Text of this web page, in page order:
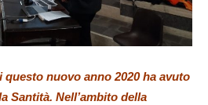
nuovo anno 2020 ha avuto
Santità. Nell’ambito della